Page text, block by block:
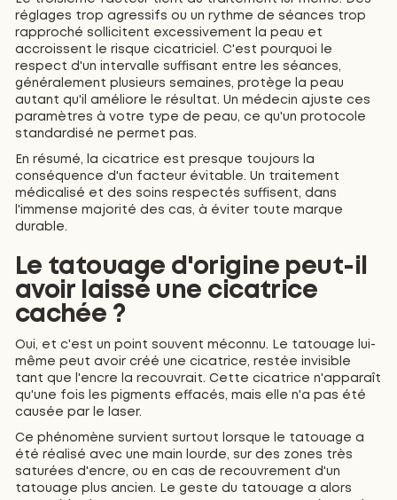
réglages trop agressifs ou un rythme de séances trop
rapproché sollicitent excessivement la peau et
accroissent le risque cicatriciel. C'est pourquoi le
respect d'un intervalle suffisant entre les séances,
généralement plusieurs semaines, protège la peau
autant qu'il améliore le résultat. Un médecin ajuste ces
paramètres à votre type de peau, ce qu'un protocole
standardisé ne permet pas.
En résumé, la cicatrice est presque toujours la
conséquence d'un facteur évitable. Un traitement
médicalisé et des soins respectés suffisent, dans
l'immense majorité des cas, à éviter toute marque
durable.
Le tatouage d'origine peut-il
avoir laissé une cicatrice
cachée ?
Oui, et c'est un point souvent méconnu. Le tatouage lui-
même peut avoir créé une cicatrice, restée invisible
tant que l'encre la recouvrait. Cette cicatrice n'apparaît
qu'une fois les pigments effacés, mais elle n'a pas été
causée par le laser.
Ce phénomène survient surtout lorsque le tatouage a
été réalisé avec une main lourde, sur des zones très
saturées d'encre, ou en cas de recouvrement d'un
tatouage plus ancien. Le geste du tatouage a alors